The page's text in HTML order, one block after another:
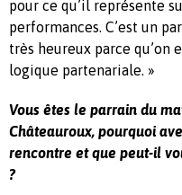
pour ce qu’il représente
performances. C’est un
très heureux parce qu’on
logique partenariale. »
Vous êtes le parrain du
Châteauroux, pourquoi
rencontre et que peut-il
?